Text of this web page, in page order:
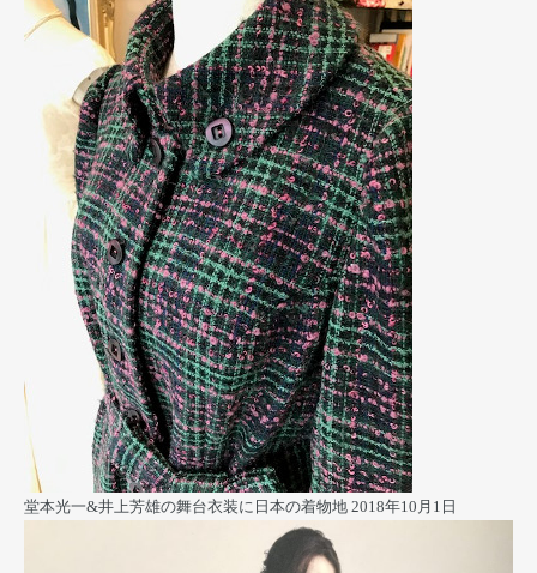
堂本光一&井上芳雄の舞台衣装に日本の着物地 2018年10月1日